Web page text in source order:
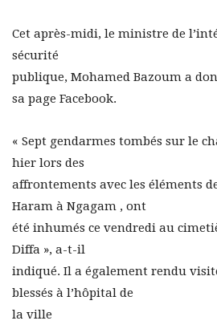
Cet après-midi, le ministre de
sécurité
publique, Mohamed Bazoum a
sa page Facebook.
« Sept gendarmes tombés sur le
hier lors des
affrontements avec les éléments
Haram à Ngagam , ont
été inhumés ce vendredi au
Diffa », a-t-il
indiqué. Il a également rendu
blessés à l’hôpital de
la ville